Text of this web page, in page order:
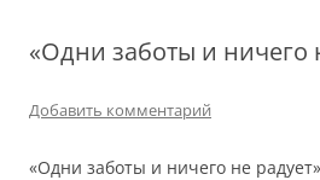
«Одни заботы и ничего
Добавить комментарий
«Одни заботы и ничего не